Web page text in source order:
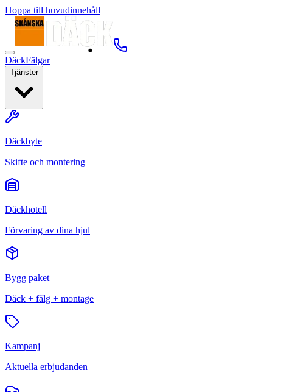
Hoppa till huvudinnehåll
DäckFälgar
Tjänster
Däckbyte
Skifte och montering
Däckhotell
Förvaring av dina hjul
Bygg paket
Däck + fälg + montage
Kampanj
Aktuella erbjudanden